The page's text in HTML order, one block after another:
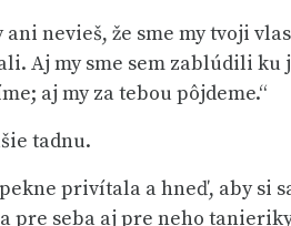
ani nevieš, že sme my tvoji
Aj my sme sem zablúdili ku
aj my za tebou pôjdeme.“
tadnu.
privítala a hneď, aby si
pre seba aj pre neho